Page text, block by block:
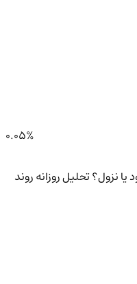
0.05%
نزول؟تحلیل روزانه روند